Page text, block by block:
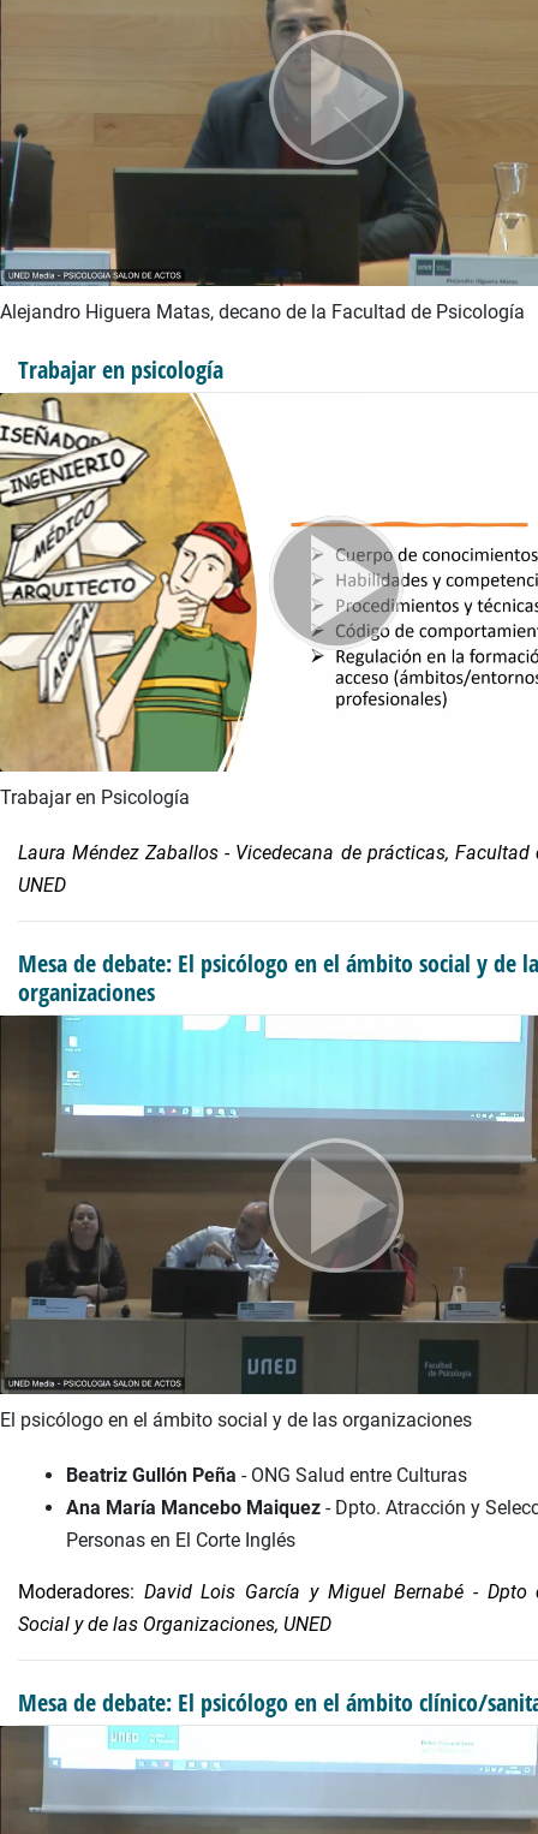
Alejandro Higuera Matas, decano de la Facultad de Psicología
Trabajar en psicología
Trabajar en Psicología
Laura Méndez Zaballos - Vicedecana de prácticas, Facultad
UNED
Mesa de debate: El psicólogo en el ámbito social y de
organizaciones
El psicólogo en el ámbito social y de las organizaciones
Beatriz Gullón Peña - ONG Salud entre Culturas
Ana María Mancebo Maiquez - Dpto. Atracción y
Personas en El Corte Inglés
Moderadores: David Lois García y Miguel Bernabé - Dpto
Social y de las Organizaciones, UNED
Mesa de debate: El psicólogo en el ámbito clínico/